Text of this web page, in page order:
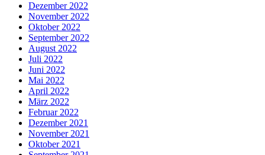
Dezember 2022
November 2022
Oktober 2022
September 2022
August 2022
Juli 2022
Juni 2022
Mai 2022
April 2022
März 2022
Februar 2022
Dezember 2021
November 2021
Oktober 2021